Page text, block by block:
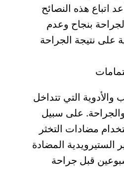
اتباع هذه النصائح
بنجاح وعدم
نتيجة الجراحة
والأدوية التي تتداخل
على سبيل
مضادات التخثر
الستيرويدية المضادة
قبل جراحة